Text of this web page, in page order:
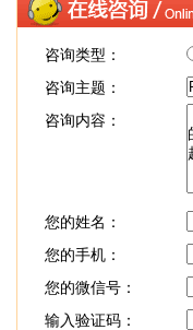
咨询类型：
咨询主题：
咨询内容：
您的姓名：
您的手机：
您的微信号：
输入验证码：